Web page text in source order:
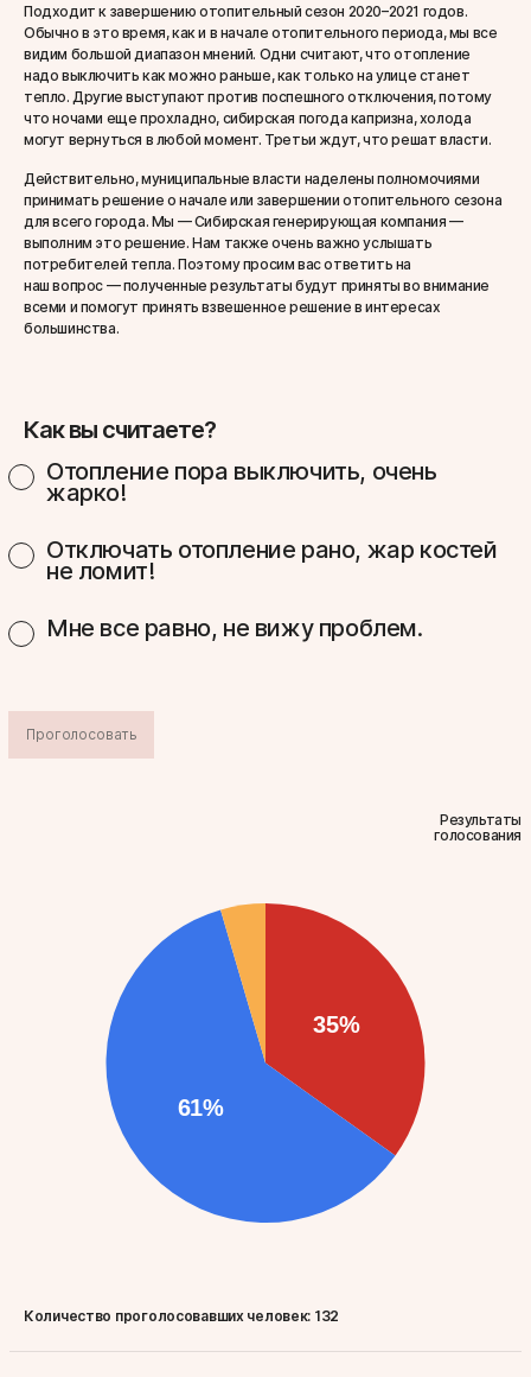
Подходит к завершению отопительный сезон 2020–2021 годов.
Обычно в это время, как и в начале отопительного периода, мы все
видим большой диапазон мнений. Одни считают, что отопление
надо выключить как можно раньше, как только на улице станет
тепло. Другие выступают против поспешного отключения, потому
что ночами еще прохладно, сибирская погода капризна, холода
могут вернуться в любой момент. Третьи ждут, что решат власти.
Действительно, муниципальные власти наделены полномочиями
принимать решение о начале или завершении отопительного сезона
для всего города. Мы — Сибирская генерирующая компания —
выполним это решение. Нам также очень важно услышать
потребителей тепла. Поэтому просим вас ответить на
наш вопрос — полученные результаты будут приняты во внимание
всеми и помогут принять взвешенное решение в интересах
большинства.
Как вы считаете?
Отопление пора выключить, очень
жарко!
Отключать отопление рано, жар костей
не ломит!
Мне все равно, не вижу проблем.
Проголосовать
Результаты
голосования
Количество проголосовавших человек: 132